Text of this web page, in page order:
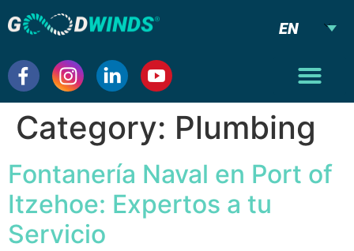
EN
Category: Plumbing
Fontanería Naval en Port of
Itzehoe: Expertos a tu
Servicio